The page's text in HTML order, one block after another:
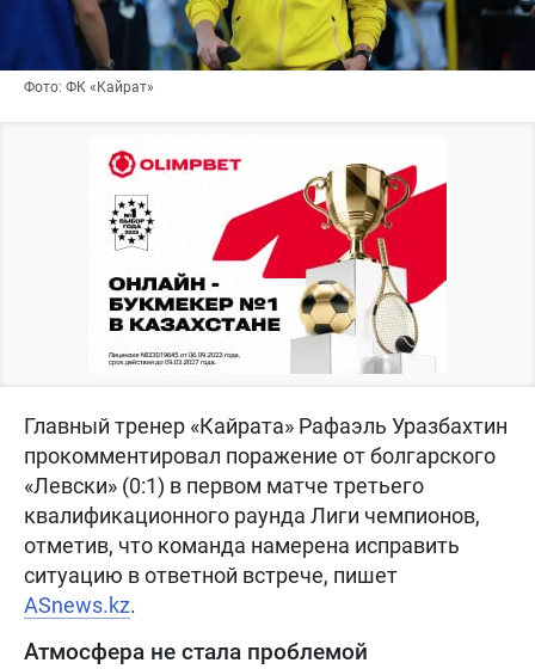
Фото: ФК «Кайрат»
Главный тренер «Кайрата» Рафаэль Уразбахтин
прокомментировал поражение от болгарского
«Левски» (0:1) в первом матче третьего
квалификационного раунда Лиги чемпионов,
отметив, что команда намерена исправить
ситуацию в ответной встрече, пишет
ASnews.kz.
Атмосфера не стала проблемой